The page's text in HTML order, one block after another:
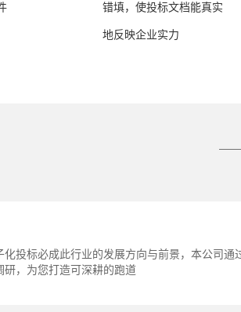
错填，使投标文档能真实
地反映企业实力
化投标必成此行业的发展方向与前景，本公司通
研，为您打造可深耕的跑道